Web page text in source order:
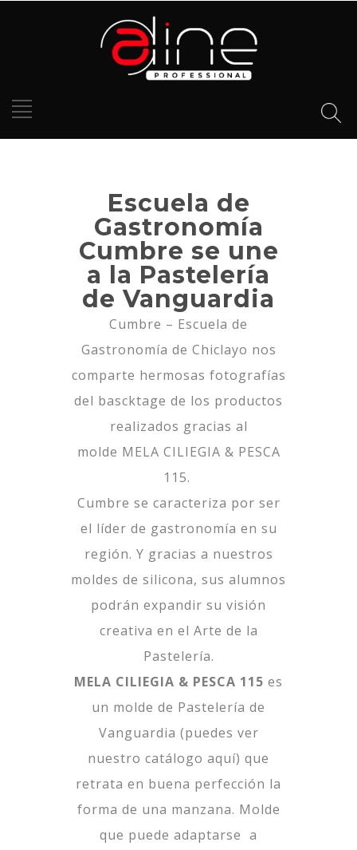
Escuela de
Gastronomía
Cumbre se une
a la Pastelería
de Vanguardia
Cumbre – Escuela de
Gastronomía de Chiclayo nos
comparte hermosas fotografías
del bascktage de los productos
realizados gracias al
molde MELA CILIEGIA & PESCA
115.
Cumbre se caracteriza por ser
el líder de gastronomía en su
región. Y gracias a nuestros
moldes de silicona, sus alumnos
podrán expandir su visión
creativa en el Arte de la
Pastelería.
MELA CILIEGIA & PESCA 115 es
un molde de Pastelería de
Vanguardia (puedes ver
nuestro catálogo aquí) que
retrata en buena perfección la
forma de una manzana. Molde
que puede adaptarse a